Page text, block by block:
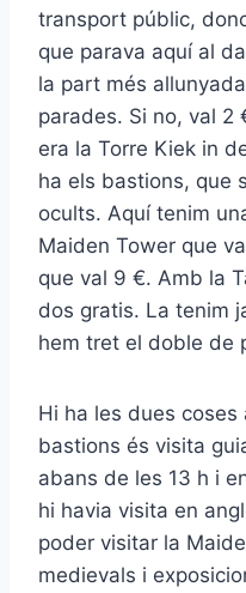
transport públic,
que parava aquí al
la part més
parades. Si no, val 2
era la Torre Kiek in
ha els bastions, que
ocults. Aquí tenim
Maiden Tower que
que val 9 €. Amb la
dos gratis. La tenim
hem tret el doble de
Hi ha les dues
bastions és visita
abans de les 13 h i
hi havia visita en
poder visitar la
medievals i